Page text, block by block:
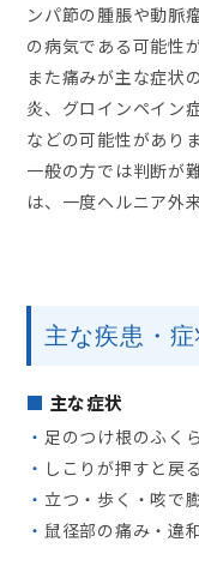
ンパ節の腫脹や動脈
の病気である可能性
また痛みが主な症状
炎、グロインペイン
などの可能性がありま
一般の方では判断が
は、一度ヘルニア外
主な疾患・症
主な症状
・ 足のつけ根のふく
・ しこりが押すと戻る
・ 立つ・歩く・咳で
・鼠径部の痛み・違